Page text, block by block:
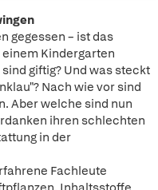
gegessen – ist das
Kindergarten
giftig? Und was steckt
Nach wie vor sind
Aber welche sind nun
ihren schlechten
in der
Fachleute